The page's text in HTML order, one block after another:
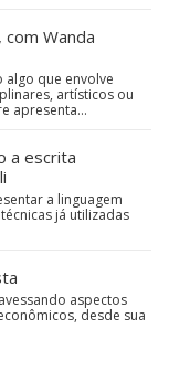
com Wanda
algo que envolve
artísticos ou
apresenta…
a escrita
a linguagem
já utilizadas
aspectos
desde sua